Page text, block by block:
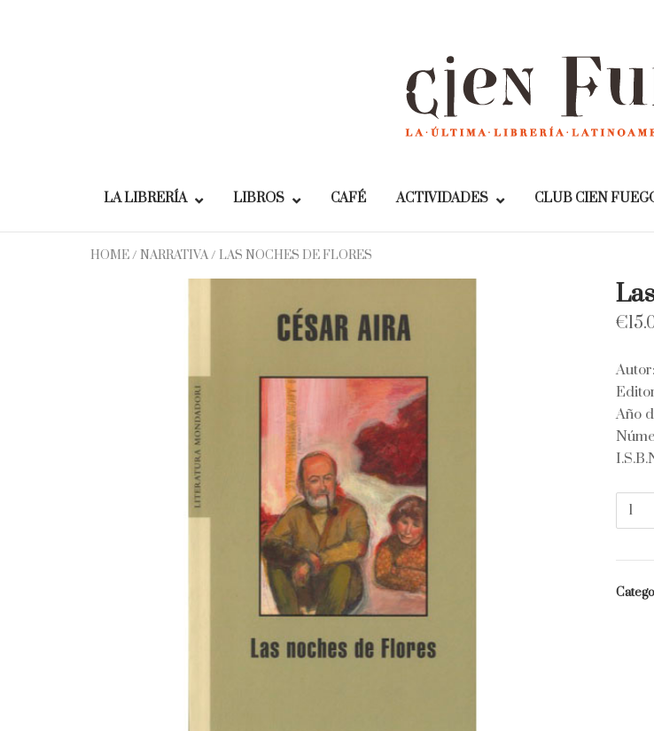
LA LIBRERÍA LIBROS CAFÉ ACTIVIDADES CLUB CIEN
HOME/ NARRATIVA/ LAS NOCHES DE FLORES
€
Año
Las
flores
quantity